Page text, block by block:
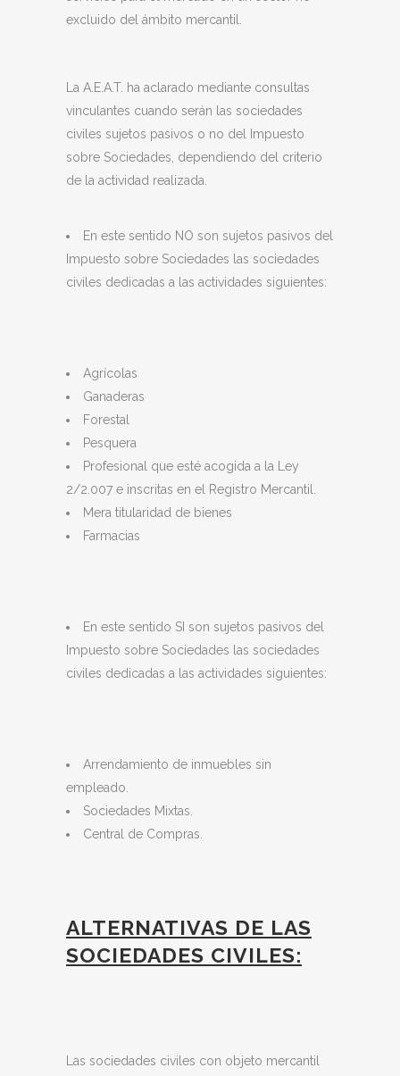
excluido del ámbito mercantil.
La A.E.A.T. ha aclarado mediante consultas
vinculantes cuando serán las sociedades
civiles sujetos pasivos o no del Impuesto
sobre Sociedades, dependiendo del criterio
de la actividad realizada.
En este sentido NO son sujetos pasivos del
Impuesto sobre Sociedades las sociedades
civiles dedicadas a las actividades siguientes:
Agrícolas
Ganaderas
Forestal
Pesquera
Profesional que esté acogida a la Ley
2/2.007 e inscritas en el Registro Mercantil.
Mera titularidad de bienes
Farmacias
En este sentido SI son sujetos pasivos del
Impuesto sobre Sociedades las sociedades
civiles dedicadas a las actividades siguientes:
Arrendamiento de inmuebles sin
empleado.
Sociedades Mixtas.
Central de Compras.
ALTERNATIVAS DE LAS
SOCIEDADES CIVILES:
Las sociedades civiles con objeto mercantil